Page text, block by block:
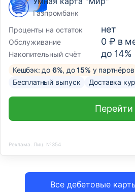
Все дебетовые
Газпромбанк
Проценты на остаток
нет
Обслуживание 0 ₽ в
Накопительный счёт до 14%
Кешбэк: до 6%, до15% у партнёров
Бесплатный выпуск
Доставка
Перейти
Реклама. Лиц. №354